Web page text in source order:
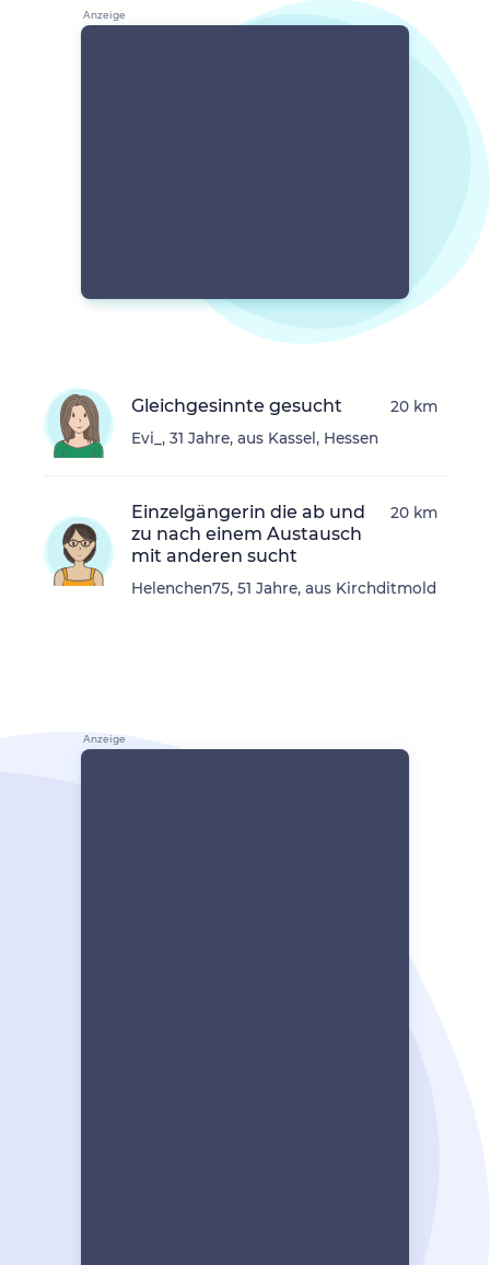
Gleichgesinnte gesucht
Evi_, 31 Jahre, aus Kassel, Hessen
20 km
Einzelgängerin die ab und
zu nach einem Austausch
mit anderen sucht
Helenchen75, 51 Jahre, aus Kirchditmold
20 km